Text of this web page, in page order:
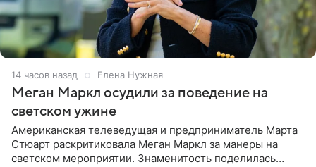
14 часов назад Елена Нужная
Меган Маркл осудили за поведение на
светском ужине
Американская телеведущая и предприниматель Марта
Стюарт раскритиковала Меган Маркл за манеры на
светском мероприятии. Знаменитость поделилась